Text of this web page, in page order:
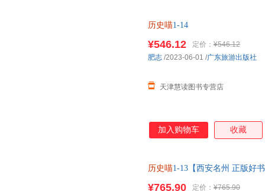
历史喵1-14
¥546.12 定价： ¥546.12
天津慧读图书专营店
肥志 /2023-06-01 /广东旅游出版社
加入购物车 收藏
历史喵1-13【西安名州 正版好
¥765.90 定价： ¥765.90